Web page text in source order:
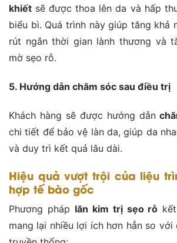
khiết sẽ được thoa lên da và hấp
biểu bì. Quá trình này giúp tăng khả
rút ngắn thời gian lành thương và
mờ sẹo rỗ.
5. Hướng dẫn chăm sóc sau điều trị
Khách hàng sẽ được hướng dẫn
chi tiết để bảo vệ làn da, giúp da
và duy trì kết quả lâu dài.
Hiệu quả vượt trội của liệu
hợp tế bào gốc
Phương pháp lăn kim trị sẹo rỗ
mang lại nhiều lợi ích hơn hẳn so